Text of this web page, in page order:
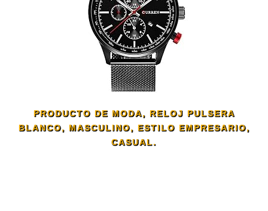
PRODUCTO DE MODA, RELOJ PULSERA
BLANCO, MASCULINO, ESTILO EMPRESARIO,
CASUAL.